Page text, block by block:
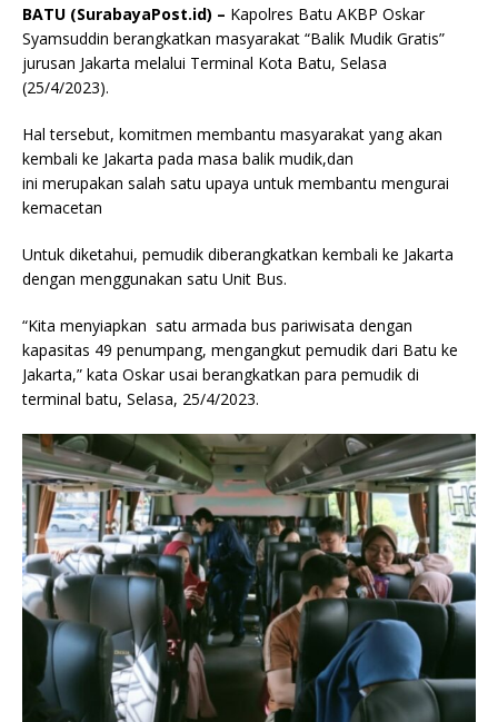
BATU (SurabayaPost.id) – Kapolres Batu AKBP Oskar
Syamsuddin berangkatkan masyarakat “Balik Mudik Gratis”
jurusan Jakarta melalui Terminal Kota Batu, Selasa
(25/4/2023).
Hal tersebut, komitmen membantu masyarakat yang akan
kembali ke Jakarta pada masa balik mudik,dan
ini merupakan salah satu upaya untuk membantu mengurai
kemacetan
Untuk diketahui, pemudik diberangkatkan kembali ke Jakarta
dengan menggunakan satu Unit Bus.
“Kita menyiapkan satu armada bus pariwisata dengan
kapasitas 49 penumpang, mengangkut pemudik dari Batu ke
Jakarta,” kata Oskar usai berangkatkan para pemudik di
terminal batu, Selasa, 25/4/2023.